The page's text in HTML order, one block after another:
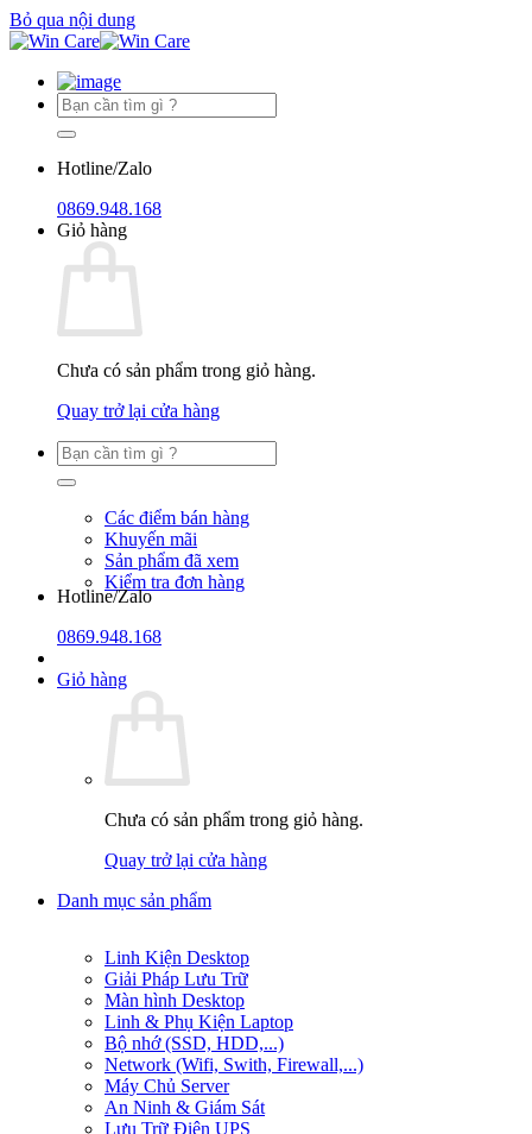
Bỏ qua nội dung
Hotline/Zalo
0869.948.168
Giỏ hàng
Chưa có sản phẩm trong giỏ hàng.
Quay trở lại cửa hàng
Các điểm bán hàng
Khuyến mãi
Sản phẩm đã xem
Kiểm tra đơn hàng
Hotline/Zalo
0869.948.168
Giỏ hàng
Chưa có sản phẩm trong giỏ hàng.
Quay trở lại cửa hàng
Danh mục sản phẩm
Linh Kiện Desktop
Giải Pháp Lưu Trữ
Màn hình Desktop
Linh & Phụ Kiện Laptop
Bộ nhớ (SSD, HDD,...)
Network (Wifi, Swith, Firewall,...)
Máy Chủ Server
An Ninh & Giám Sát
Lưu Trữ Điện UPS